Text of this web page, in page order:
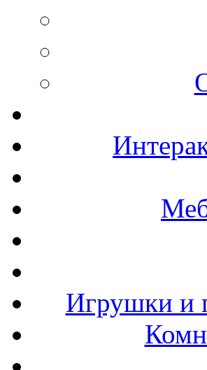
Игрушки и